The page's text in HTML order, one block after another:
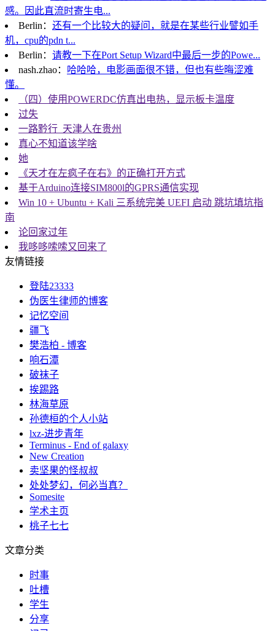
感。因此直流时寄生电...
Berlin： 还有一个比较大的疑问，就是在某些行业譬如手
机，cpu的pdn t...
Berlin： 请教一下在Port Setup Wizard中最后一步的Powe...
nash.zhao： 哈哈哈，电影画面很不错，但也有些晦涩难
懂。
（四）使用POWERDC仿真出电热，显示板卡温度
过失
一路黔行_天津人在贵州
真心不知道该学啥
她
《天才在左疯子在右》的正确打开方式
基于Arduino连接SIM800l的GPRS通信实现
Win 10 + Ubuntu + Kali 三系统完美 UEFI 启动 跳坑填坑指
南
论回家过年
我哆哆嗦嗦又回来了
友情链接
登陆23333
伪医生律师的博客
记忆空间
疆飞
樊浩柏 - 博客
响石潭
破袜子
挨踢路
林海草原
孙德桓的个人小站
lxz-进步青年
Terminus - End of galaxy
New Creation
卖坚果的怪叔叔
处处梦幻，何必当真？
Somesite
学术主页
桃子七七
文章分类
时事
吐槽
学生
分享